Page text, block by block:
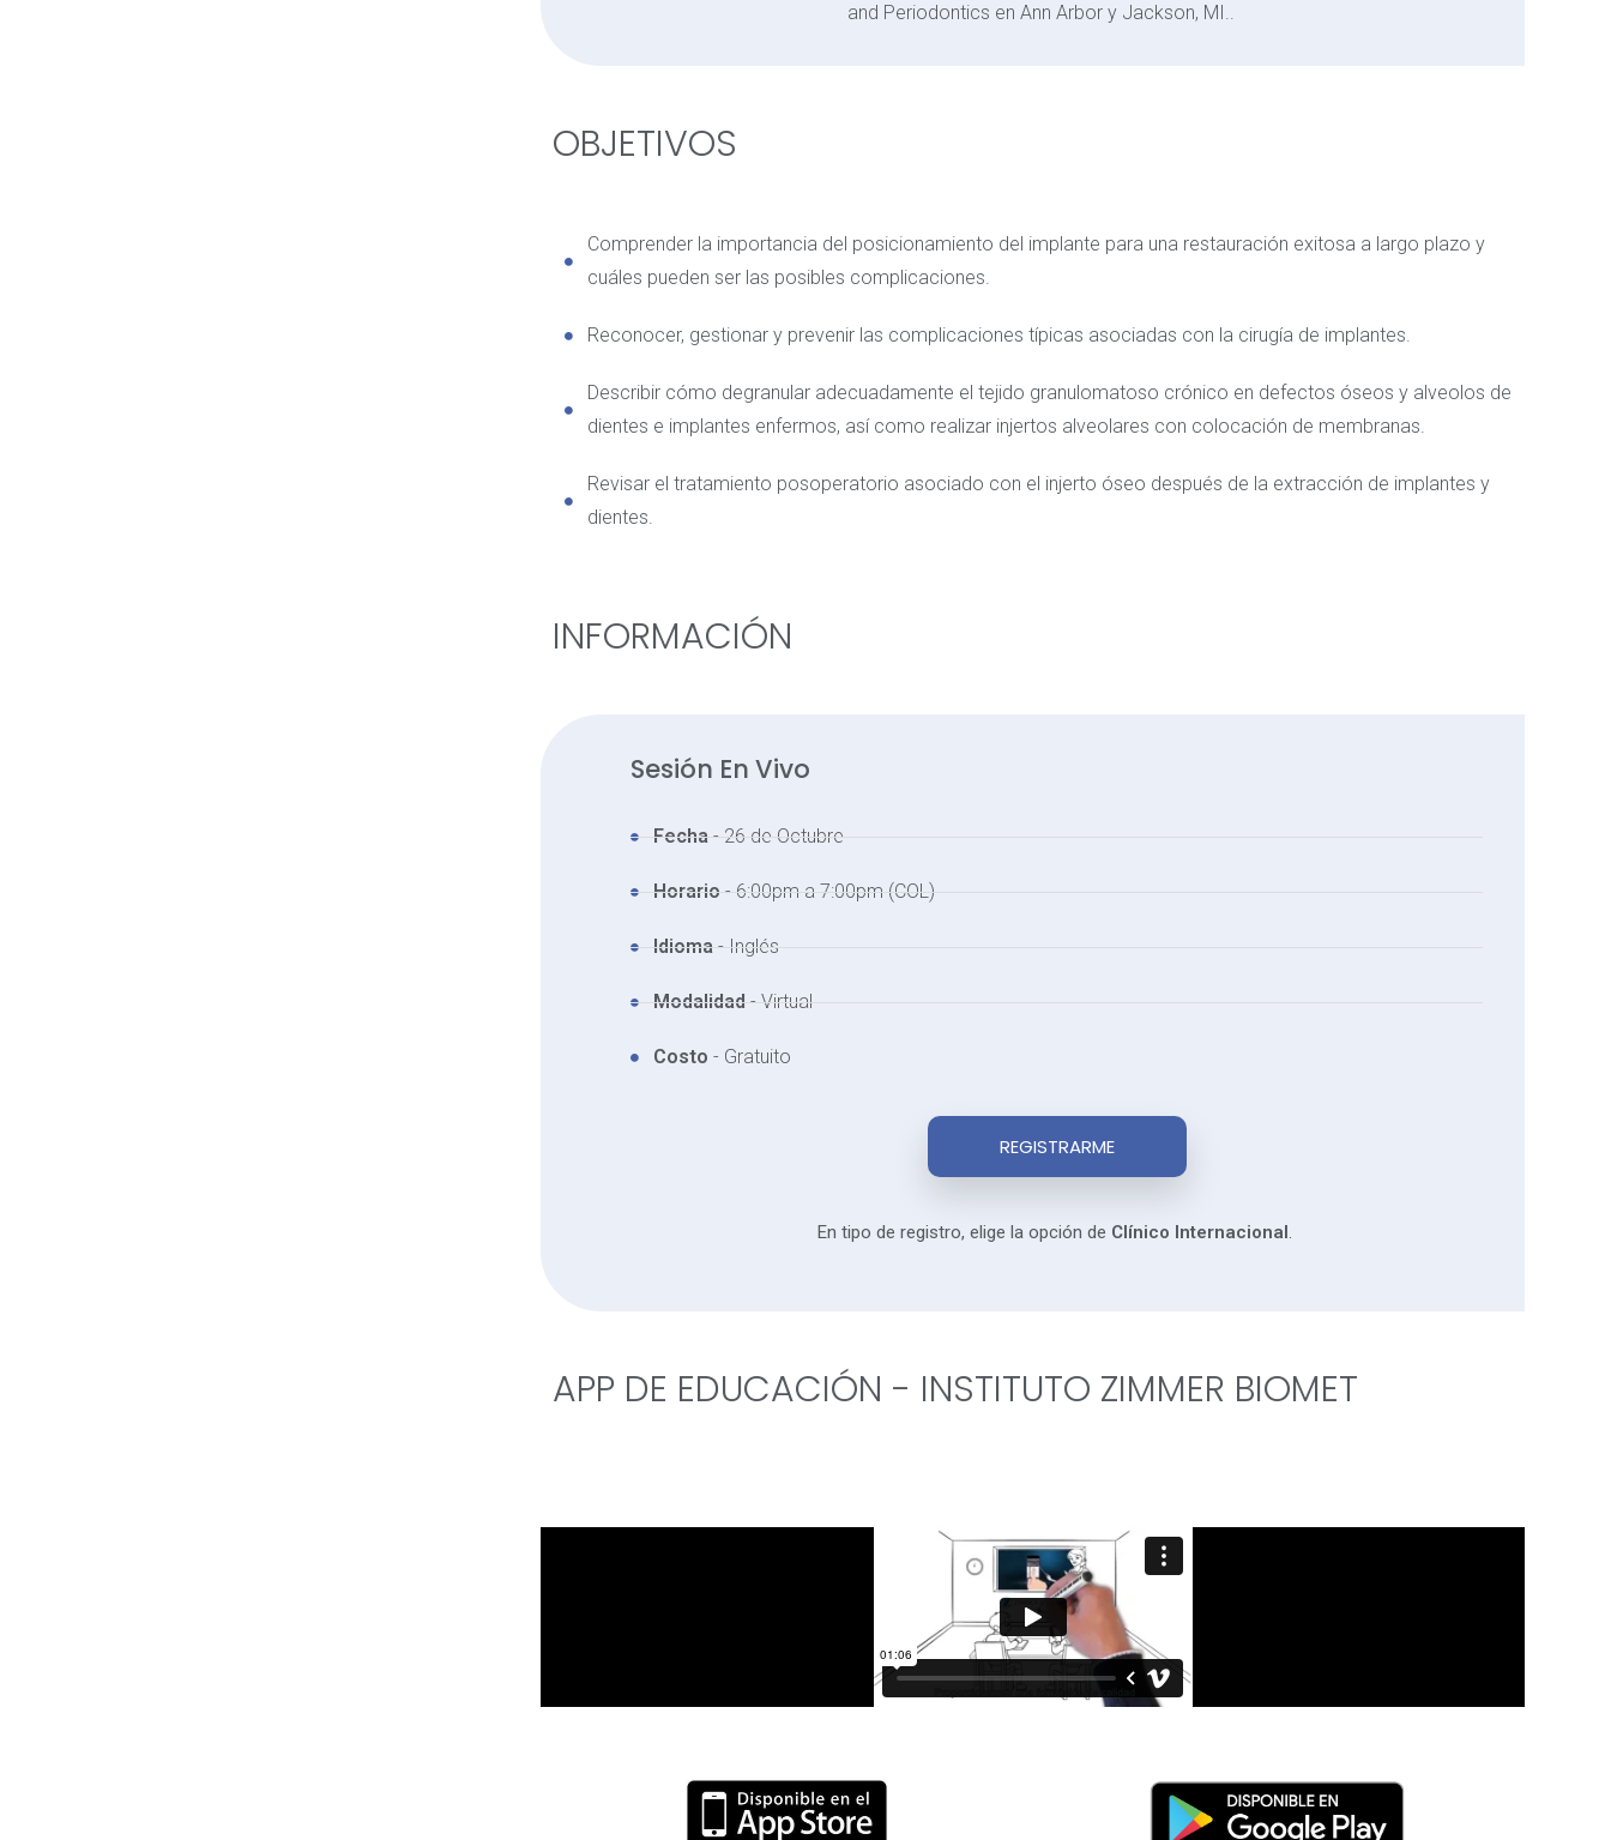
and Periodontics en Ann Arbor y Jackson, MI..
OBJETIVOS
Comprender la importancia del posicionamiento del implante para una restauración exitosa a largo plazo y
cuáles pueden ser las posibles complicaciones.
Reconocer, gestionar y prevenir las complicaciones típicas asociadas con la cirugía de implantes.
Describir cómo degranular adecuadamente el tejido granulomatoso crónico en defectos óseos y alveolos de
dientes e implantes enfermos, así como realizar injertos alveolares con colocación de membranas.
Revisar el tratamiento posoperatorio asociado con el injerto óseo después de la extracción de implantes y
dientes.
INFORMACIÓN
Sesión En Vivo
Fecha- 26 de Octubre
Horario- 6:00pm a 7:00pm (COL)
Idioma- Inglés
Modalidad- Virtual
Costo - Gratuito
REGISTRARME
En tipo de registro, elige la opción de Clínico Internacional.
APP DE EDUCACIÓN - INSTITUTO ZIMMER BIOMET